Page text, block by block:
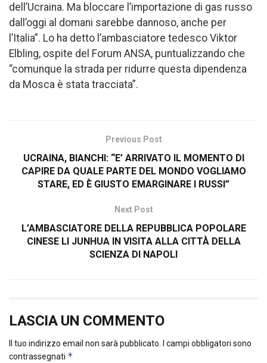
dell’Ucraina. Ma bloccare l’importazione di gas russo
dall’oggi al domani sarebbe dannoso, anche per
l’Italia”. Lo ha detto l’ambasciatore tedesco Viktor
Elbling, ospite del Forum ANSA, puntualizzando che
“comunque la strada per ridurre questa dipendenza
da Mosca è stata tracciata”.
Previous Post
UCRAINA, BIANCHI: “E’ ARRIVATO IL MOMENTO DI
CAPIRE DA QUALE PARTE DEL MONDO VOGLIAMO
STARE, ED È GIUSTO EMARGINARE I RUSSI”
Next Post
L’AMBASCIATORE DELLA REPUBBLICA POPOLARE
CINESE LI JUNHUA IN VISITA ALLA CITTÀ DELLA
SCIENZA DI NAPOLI
LASCIA UN COMMENTO
Il tuo indirizzo email non sarà pubblicato.
I campi obbligatori sono
contrassegnati *